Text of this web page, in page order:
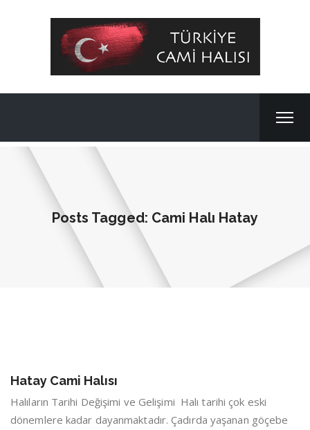
Posts Tagged: Cami Halı Hatay
Hatay Cami Halısı
Halıların Tarihi Değişimi ve Gelişimi Halı tarihi çok eski
dönemlere kadar dayanmaktadır. Çadırda yaşanan göçebe